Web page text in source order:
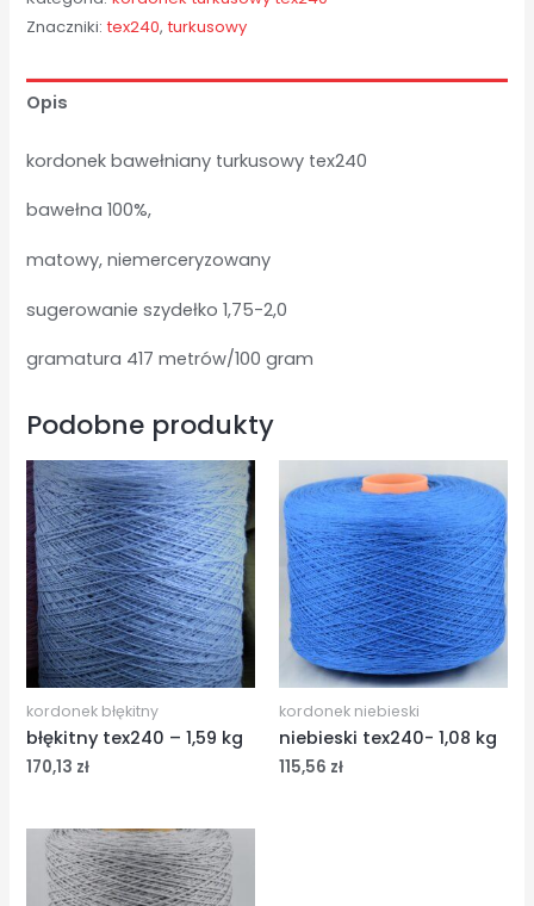
-
kg
Znaczniki:tex240,turkusowy
Opis
kordonek bawełniany turkusowy tex240
bawełna 100%,
matowy, niemerceryzowany
sugerowanie szydełko 1,75-2,0
gramatura 417 metrów/100 gram
Podobne produkty
kordonek błękitny
błękitny tex240 – 1,59 kg
170,13 zł
kordonek niebieski
niebieski tex240- 1,08 kg
115,56 zł